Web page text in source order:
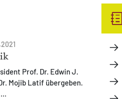
Prof. Dr. Edwin J.
Mojib Latif übergeben.